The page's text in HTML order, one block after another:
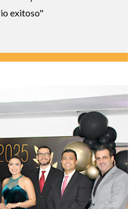
exitoso"